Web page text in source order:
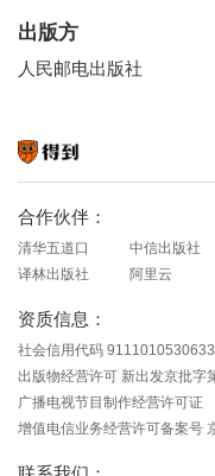
出版方
人民邮电出版社
合作伙伴：
清华五道口 中信出版社
译林出版社
阿里云
资质信息：
社会信用代码
出版物经营许可 新出发京批字
广播电视节目制作经营许可证
增值电信业务经营许可备案号